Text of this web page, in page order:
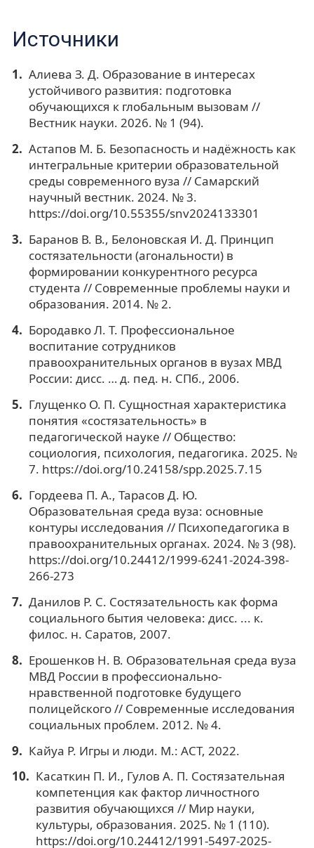
Источники
Алиева З. Д. Образование в интересах
устойчивого развития: подготовка
обучающихся к глобальным вызовам //
Вестник науки. 2026. № 1 (94).
Астапов М. Б. Безопасность и надёжность как
интегральные критерии образовательной
среды современного вуза // Самарский
научный вестник. 2024. № 3.
https://doi.org/10.55355/snv2024133301
Баранов В. В., Белоновская И. Д. Принцип
состязательности (агональности) в
формировании конкурентного ресурса
студента // Современные проблемы науки и
образования. 2014. № 2.
Бородавко Л. Т. Профессиональное
воспитание сотрудников
правоохранительных органов в вузах МВД
России: дисс. … д. пед. н. СПб., 2006.
Глущенко О. П. Сущностная характеристика
понятия «состязательность» в
педагогической науке // Общество:
социология, психология, педагогика. 2025. №
7. https://doi.org/10.24158/spp.2025.7.15
Гордеева П. А., Тарасов Д. Ю.
Образовательная среда вуза: основные
контуры исследования // Психопедагогика в
правоохранительных органах. 2024. № 3 (98).
https://doi.org/10.24412/1999-6241-2024-398-
266-273
Данилов Р. С. Состязательность как форма
социального бытия человека: дисс. ... к.
филос. н. Саратов, 2007.
Ерошенков Н. В. Образовательная среда вуза
МВД России в профессионально-
нравственной подготовке будущего
полицейского // Современные исследования
социальных проблем. 2012. № 4.
Кайуа Р. Игры и люди. М.: АСТ, 2022.
Касаткин П. И., Гулов А. П. Состязательная
компетенция как фактор личностного
развития обучающихся // Мир науки,
культуры, образования. 2025. № 1 (110).
https://doi.org/10.24412/1991-5497-2025-